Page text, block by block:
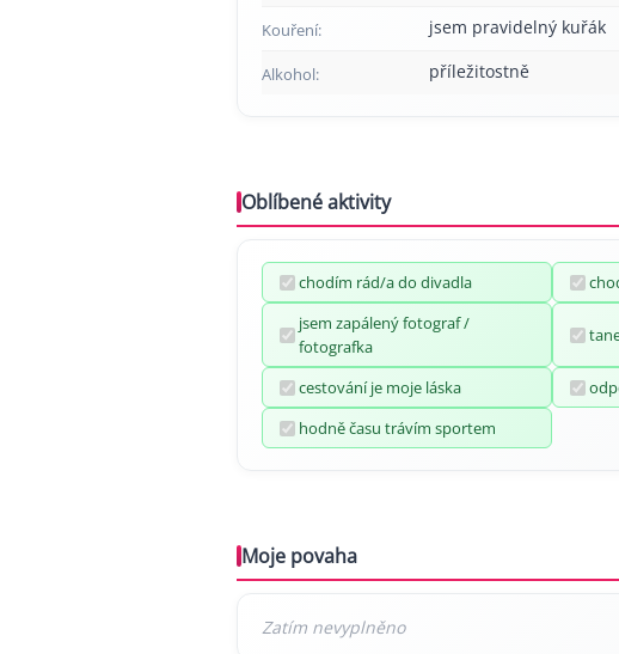
Kouření: jsem pravidelný kuřák
Alkohol: příležitostně
Oblíbené aktivity
chodím rád/a do divadla
jsem zapálený fotograf /
fotografka
cestování je moje láska
hodně času trávím sportem
Moje povaha